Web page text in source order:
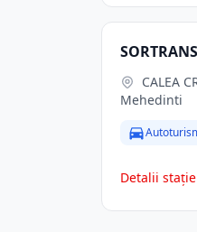
Mehedinti
Detalii stație